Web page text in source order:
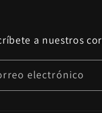
a nuestros
electrónico